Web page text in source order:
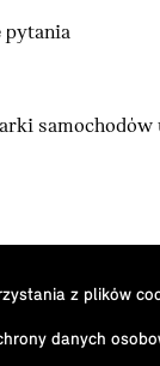
pytania
samochodów
z plików
danych